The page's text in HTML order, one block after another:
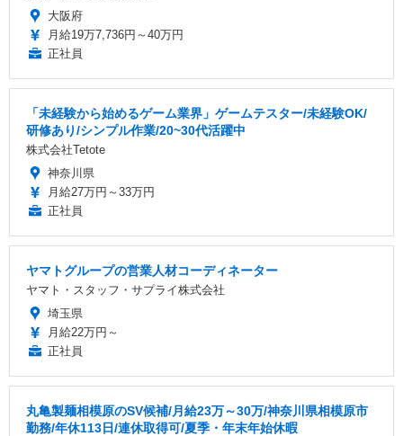
大阪府
月給19万7,736円～40万円
正社員
「未経験から始めるゲーム業界」ゲームテスター/未経験OK/
研修あり/シンプル作業/20~30代活躍中
株式会社Tetote
神奈川県
月給27万円～33万円
正社員
ヤマトグループの営業人材コーディネーター
ヤマト・スタッフ・サプライ株式会社
埼玉県
月給22万円～
正社員
丸亀製麺相模原のSV候補/月給23万～30万/神奈川県相模原市
勤務/年休113日/連休取得可/夏季・年末年始休暇